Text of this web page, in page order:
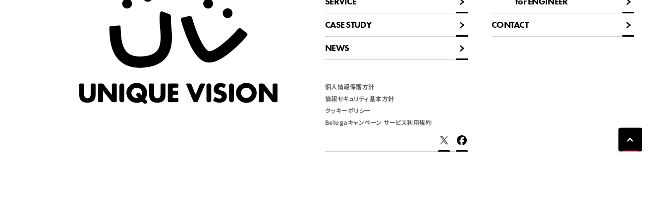
SERVICE
CASE STUDY
CASE STUDY
NEWS
NEWS
for ENGINEER
CONTACT
CONTACT
個人情報保護方針
情報セキュリティ基本方針
クッキーポリシー
Belugaキャンペーン サービス利用規約